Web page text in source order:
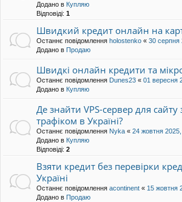
Додано в Купляю
Відповіді: 1
Швидкий кредит онлайн на
Останнє повідомлення holostenko « 30 серпня
Додано в Продаю
Швидкі онлайн кредити та
Останнє повідомлення Dunes23 « 01 вересня
Додано в Купляю
Де знайти VPS-сервер для
трафіком в Україні?
Останнє повідомлення Nyka « 24 жовтня 2025,
Додано в Купляю
Відповіді: 2
Взяти кредит без перевірки
Україні
Останнє повідомлення acontinent « 15 жовтня
Додано в Продаю